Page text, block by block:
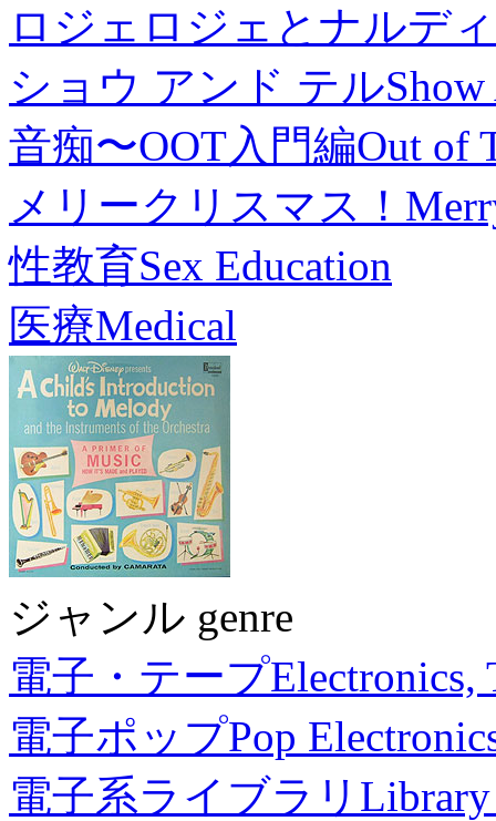
ロジェロジェとナルデ
ショウ アンド テル
音痴〜OOT入門編Out of
メリークリスマス！
性教育Sex Education
医療Medical
ジャンル genre
電子・テープElectronics,
電子ポップPop
電子系ライブラリ